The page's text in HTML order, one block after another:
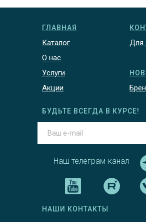
ГЛАВНАЯ
Каталог
О нас
Услуги
Акции
Для
Наш телеграм-канал
БУДЬТЕ ВСЕГДА В КУРСЕ!
НАШИ КОНТАКТЫ